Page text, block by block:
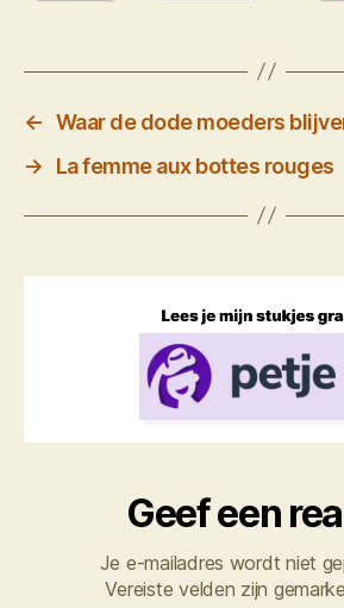
← Waar de dode moeders
→
La femme aux bottes rouges
Geef een
Je e-mailadres wordt niet
Vereiste velden zijn